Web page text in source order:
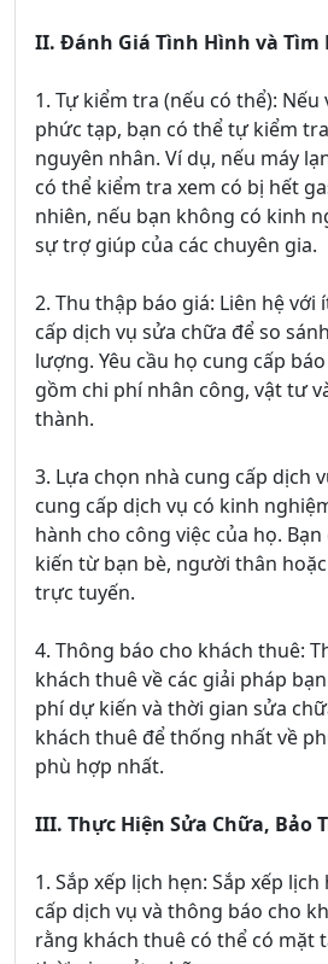
II. Đánh Giá Tình Hình và Tìm
1. Tự kiểm tra (nếu có thể):
phức tạp, bạn có thể tự kiểm
nguyên nhân. Ví dụ, nếu máy
có thể kiểm tra xem có bị hết
nhiên, nếu bạn không có kinh
sự trợ giúp của các chuyên gia.
2. Thu thập báo giá: Liên hệ với
cấp dịch vụ sửa chữa để so
lượng. Yêu cầu họ cung cấp
gồm chi phí nhân công, vật tư
thành.
3. Lựa chọn nhà cung cấp dịch
cung cấp dịch vụ có kinh
hành cho công việc của họ.
kiến từ bạn bè, người thân
trực tuyến.
4. Thông báo cho khách thuê:
khách thuê về các giải pháp
phí dự kiến và thời gian sửa
khách thuê để thống nhất về
phù hợp nhất.
III. Thực Hiện Sửa Chữa, Bảo
1. Sắp xếp lịch hẹn: Sắp xếp
cấp dịch vụ và thông báo cho
rằng khách thuê có thể có mặt